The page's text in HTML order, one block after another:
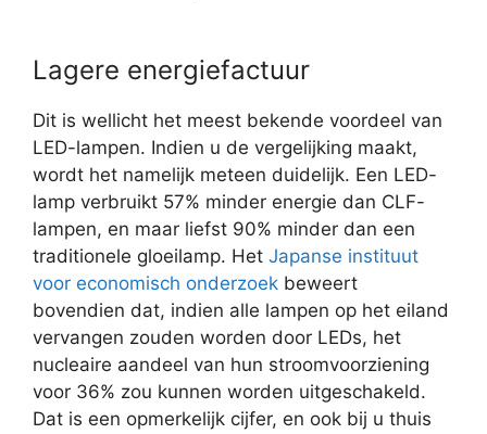
Lagere energiefactuur
Dit is wellicht het meest bekende voordeel van
LED-lampen. Indien u de vergelijking maakt,
wordt het namelijk meteen duidelijk. Een LED-
lamp verbruikt 57% minder energie dan CLF-
lampen, en maar liefst 90% minder dan een
traditionele gloeilamp. Het Japanse instituut
voor economisch onderzoek beweert
bovendien dat, indien alle lampen op het eiland
vervangen zouden worden door LEDs, het
nucleaire aandeel van hun stroomvoorziening
voor 36% zou kunnen worden uitgeschakeld.
Dat is een opmerkelijk cijfer, en ook bij u thuis